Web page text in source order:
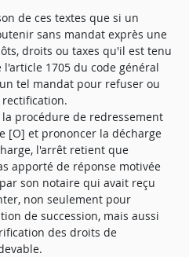
de ces textes que si un
sans mandat exprès une
droits ou taxes qu'il est tenu
1705 du code général
tel mandat pour refuser ou
procédure de redressement
[O] et prononcer la décharge
l'arrêt retient que
apporté de réponse motivée
son notaire qui avait reçu
non seulement pour
de succession, mais aussi
des droits de